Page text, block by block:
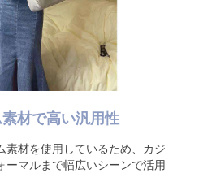
材で高い汎用性
素材を使用しているため、カジ
ーマルまで幅広いシーンで活用